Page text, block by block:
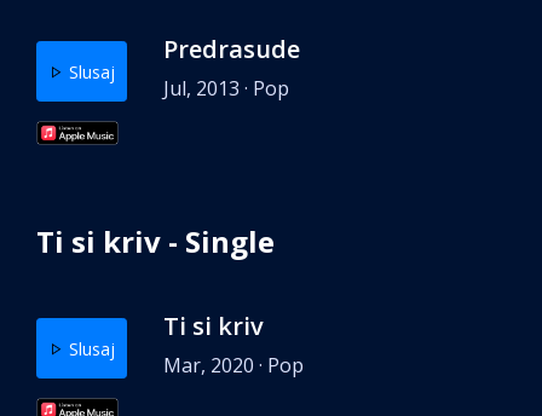
Slusaj
Predrasude
Jul, 2013 · Pop
Ti si kriv - Single
Slusaj
Ti si kriv
Mar, 2020 · Pop